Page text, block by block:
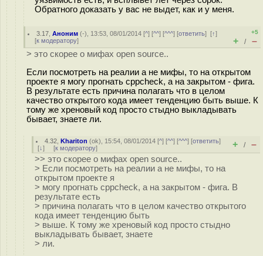
Обратного доказать у вас не выдет, как и у меня.
3.17 ,Аноним (-), 13:53, 08/01/2014 [^] [^^] [^^^] [ответить][↑]
[к модератору]
+5
+ / –
> это скорее о мифах open source..
Если посмотреть на реалии а не мифы, то на открытом
проекте я могу прогнать cppcheck, а на закрытом - фига.
В результате есть причина полагать что в целом
качество открытого кода имеет тенденцию быть выше. К
тому же хреновый код просто стыдно выкладывать
бывает, знаете ли.
4.32 ,Khariton (ok), 15:54, 08/01/2014 [^] [^^] [^^^] [ответить]
[↓] [к модератору] + / –
>> это скорее о мифах open source..
> Если посмотреть на реалии а не мифы, то на
открытом проекте я
> могу прогнать cppcheck, а на закрытом - фига. В
результате есть
> причина полагать что в целом качество открытого
кода имеет тенденцию быть
> выше. К тому же хреновый код просто стыдно
выкладывать бывает, знаете
> ли.